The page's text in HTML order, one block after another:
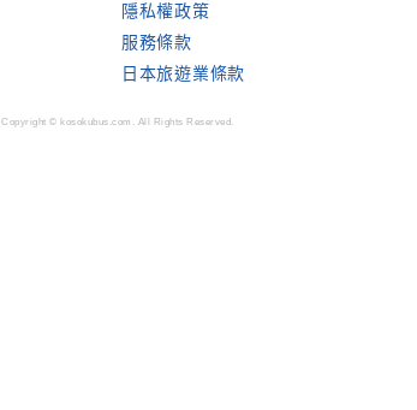
隱私權政策
服務條款
日本旅遊業條款
Copyright © kosokubus.com. All Rights Reserved.